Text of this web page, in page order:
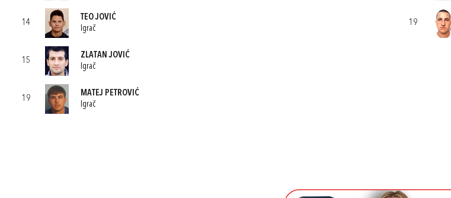
14
TEO JOVIĆ
Igrač
15
ZLATAN JOVIĆ
Igrač
19
MATEJ PETROVIĆ
Igrač
19